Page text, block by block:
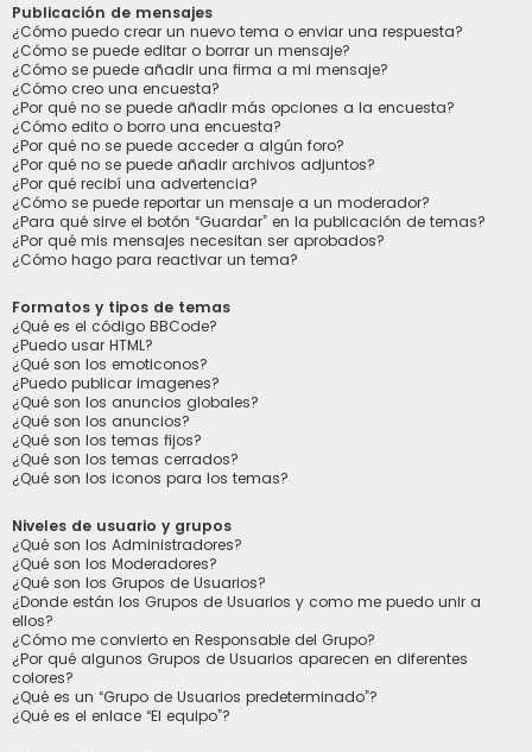
Publicación de mensajes
¿Cómo puedo crear un nuevo tema o enviar una respuesta?
¿Cómo se puede editar o borrar un mensaje?
¿Cómo se puede añadir una firma a mi mensaje?
¿Cómo creo una encuesta?
¿Por qué no se puede añadir más opciones a la encuesta?
¿Cómo edito o borro una encuesta?
¿Por qué no se puede acceder a algún foro?
¿Por qué no se puede añadir archivos adjuntos?
¿Por qué recibí una advertencia?
¿Cómo se puede reportar un mensaje a un moderador?
¿Para qué sirve el botón “Guardar” en la publicación de temas?
¿Por qué mis mensajes necesitan ser aprobados?
¿Cómo hago para reactivar un tema?
Formatos y tipos de temas
¿Qué es el código BBCode?
¿Puedo usar HTML?
¿Qué son los emoticonos?
¿Puedo publicar imagenes?
¿Qué son los anuncios globales?
¿Qué son los anuncios?
¿Qué son los temas fijos?
¿Qué son los temas cerrados?
¿Qué son los iconos para los temas?
Niveles de usuario y grupos
¿Qué son los Administradores?
¿Qué son los Moderadores?
¿Qué son los Grupos de Usuarios?
¿Donde están los Grupos de Usuarios y como me puedo unir a
ellos?
¿Cómo me convierto en Responsable del Grupo?
¿Por qué algunos Grupos de Usuarios aparecen en diferentes
colores?
¿Qué es un “Grupo de Usuarios predeterminado”?
¿Qué es el enlace “El equipo”?